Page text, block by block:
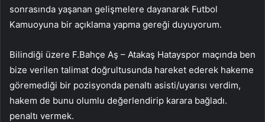
sonrasında yaşanan gelişmelere dayanarak Futbol
Kamuoyuna bir açıklama yapma gereği duyuyorum.
Bilindiği üzere F.Bahçe Aş – Atakaş Hatayspor maçında ben
bize verilen talimat doğrultusunda hareket ederek hakeme
göremediği bir pozisyonda penaltı asisti/uyarısı verdim,
hakem de bunu olumlu değerlendirip karara bağladı.
penaltı vermek.